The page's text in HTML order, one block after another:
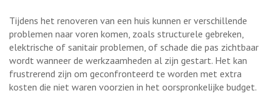
Tijdens het renoveren van een huis kunnen er verschillende
problemen naar voren komen, zoals structurele gebreken,
elektrische of sanitair problemen, of schade die pas zichtbaar
wordt wanneer de werkzaamheden al zijn gestart. Het kan
frustrerend zijn om geconfronteerd te worden met extra
kosten die niet waren voorzien in het oorspronkelijke budget.